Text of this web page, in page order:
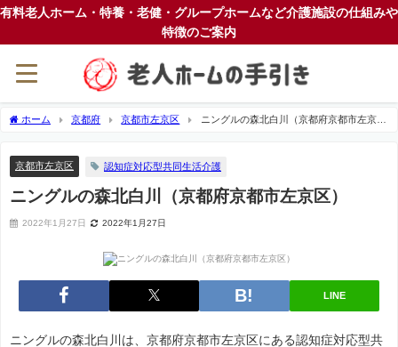
有料老人ホーム・特養・老健・グループホームなど介護施設の仕組みや
特徴のご案内
ホーム 京都府 京都市左京区
ニングルの森北白川（京都府京都市左京
京都市左京区 認知症対応型共同生活介護
ニングルの森北白川（京都府京都市左京区）
2022年1月27日 2022年1月27日
LINE
ニングルの森北白川は、京都府京都市左京区にある認知症対応型共